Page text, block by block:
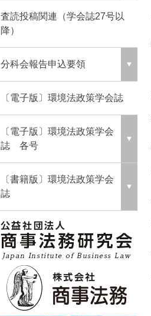
査読投稿関連（学会誌27号以
降）
分科会報告申込要領
〔電子版〕環境法政策学会誌
〔電子版〕環境法政策学会
誌 各号
〔書籍版〕環境法政策学会
誌